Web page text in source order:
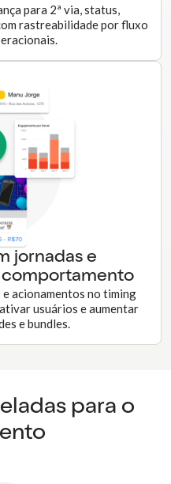
para 2ª via, status,
rastreabilidade por fluxo
jornadas e
acionamentos no timing
usuários e aumentar
e bundles.
para o